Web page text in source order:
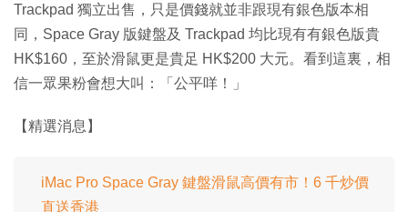
Trackpad 獨立出售，只是價錢就並非跟現有銀色版本相
同，Space Gray 版鍵盤及 Trackpad 均比現有有銀色版貴
HK$160，至於滑鼠更是貴足 HK$200 大元。看到這裏，相
信一眾果粉會想大叫：「公平咩！」
【精選消息】
iMac Pro Space Gray 鍵盤滑鼠高價有市！6 千炒價
直送香港